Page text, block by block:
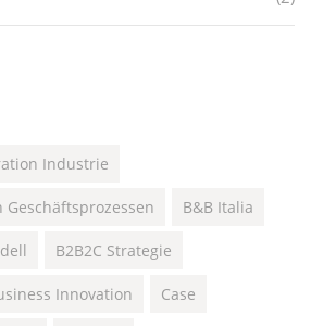
Industrie
B&B Italia
B2B2C Strategie
Innovation Case